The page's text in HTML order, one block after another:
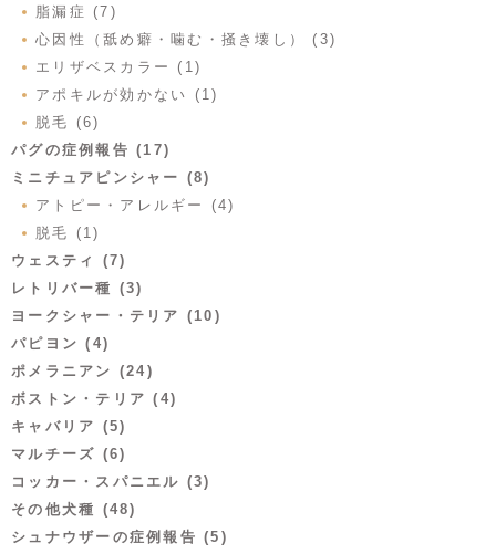
脂漏症 (7)
心因性（舐め癖・噛む・掻き壊し） (3)
エリザベスカラー (1)
アポキルが効かない (1)
脱毛 (6)
パグの症例報告 (17)
ミニチュアピンシャー (8)
アトピー・アレルギー (4)
脱毛 (1)
ウェスティ (7)
レトリバー種 (3)
ヨークシャー・テリア (10)
パピヨン (4)
ポメラニアン (24)
ボストン・テリア (4)
キャバリア (5)
マルチーズ (6)
コッカー・スパニエル (3)
その他犬種 (48)
シュナウザーの症例報告 (5)